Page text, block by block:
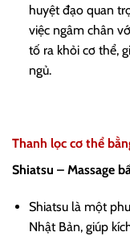
huyệt đạo quan
việc ngâm chân
tố ra khỏi cơ thể,
ngủ.
Thanh lọc cơ thể
Shiatsu – Massage
Shiatsu là một
Nhật Bản, giúp